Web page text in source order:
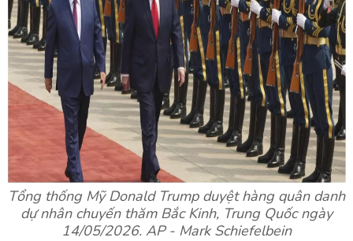
Tổng thống Mỹ Donald Trump duyệt hàng quân danh
dự nhân chuyến thăm Bắc Kinh, Trung Quốc ngày
14/05/2026. AP - Mark Schiefelbein